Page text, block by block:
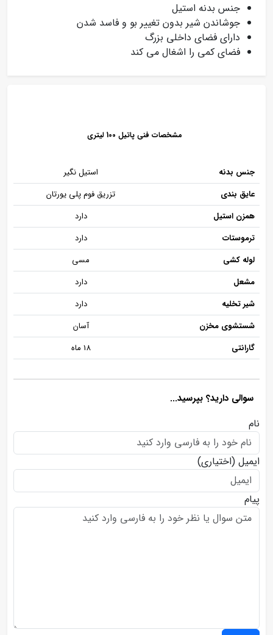
جنس بدنه استیل
جوشاندن شیر بدون تغییر بو و فاسد شدن
دارای فضای داخلی بزرگ
فضای کمی را اشغال می کند
مشخصات فنی پاتیل 100 لیتری
جنس بدنه
استیل نگیر
عایق بندی
تزریق فوم پلی یورتان
همزن استیل
دارد
ترموستات
دارد
لوله کشی
مسی
مشعل
دارد
شیر تخلیه
دارد
شستشوی مخزن
آسان
گارانتی
18 ماه
سوالی دارید؟ بپرسید...
نام
ایمیل (اختیاری)
پیام